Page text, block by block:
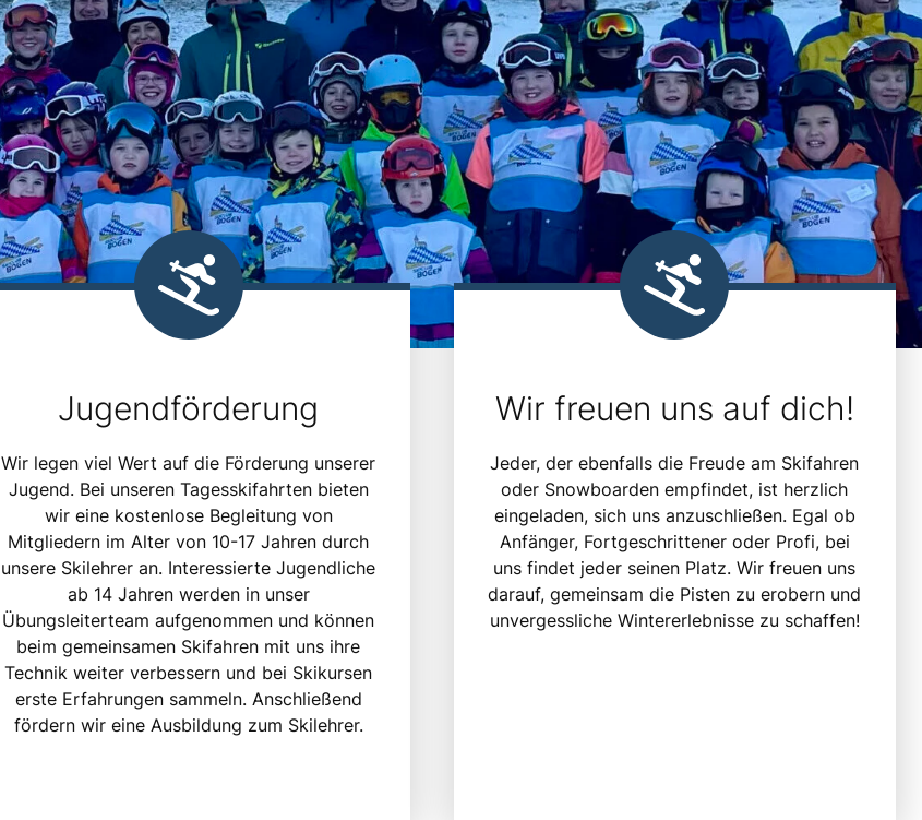
Jugendförderung
Wir legen viel Wert auf die Förderung unserer
Jugend. Bei unseren Tagesskifahrten bieten
wir eine kostenlose Begleitung von
Mitgliedern im Alter von 10-17 Jahren durch
unsere Skilehrer an. Interessierte Jugendliche
ab 14 Jahren werden in unser
Übungsleiterteam aufgenommen und können
beim gemeinsamen Skifahren mit uns ihre
Technik weiter verbessern und bei Skikursen
erste Erfahrungen sammeln. Anschließend
fördern wir eine Ausbildung zum Skilehrer.
Wir freuen uns auf dich!
Jeder, der ebenfalls die Freude am Skifahren
oder Snowboarden empfindet, ist herzlich
eingeladen, sich uns anzuschließen. Egal ob
Anfänger, Fortgeschrittener oder Profi, bei
uns findet jeder seinen Platz. Wir freuen uns
darauf, gemeinsam die Pisten zu erobern und
unvergessliche Wintererlebnisse zu schaffen!